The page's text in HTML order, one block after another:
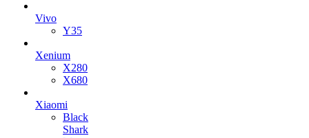
Vivo
Y35
Xenium
X280
X680
Xiaomi
Black
Shark